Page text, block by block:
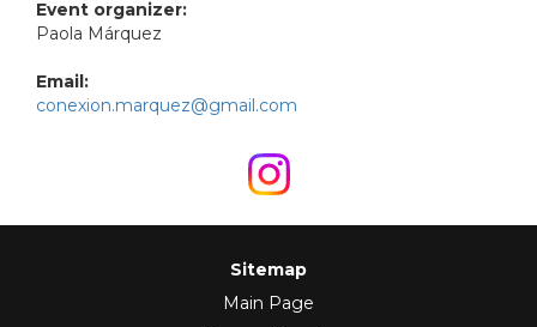
Event organizer:
Paola Márquez
Email:
conexion.marquez@gmail.com
Sitemap
Main Page